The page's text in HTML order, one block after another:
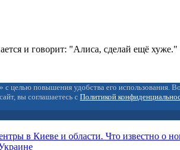
и говорит: "Алиса, сделай ещё хуже."
с целью повышения удобства его использования.
вы соглашаетесь с Политикой